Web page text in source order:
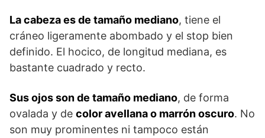
La cabeza es de tamaño mediano, tiene el
cráneo ligeramente abombado y el stop bien
definido. El hocico, de longitud mediana, es
bastante cuadrado y recto.
Sus ojos son de tamaño mediano, de forma
ovalada y de color avellana o marrón oscuro. No
son muy prominentes ni tampoco están